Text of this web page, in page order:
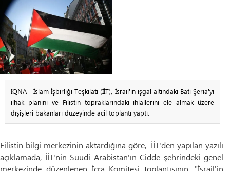
IQNA - İslam İşbirliği Teşkilatı (İİT), İsrail'in işgal altındaki Batı Şeria'yı
ilhak planını ve Filistin topraklarındaki ihlallerini ele almak üzere
dışişleri bakanları düzeyinde acil toplantı yaptı.
Filistin bilgi merkezinin aktardığına göre, İİT'den yapılan yazılı
açıklamada, İİT'nin Suudi Arabistan'ın Cidde şehrindeki genel